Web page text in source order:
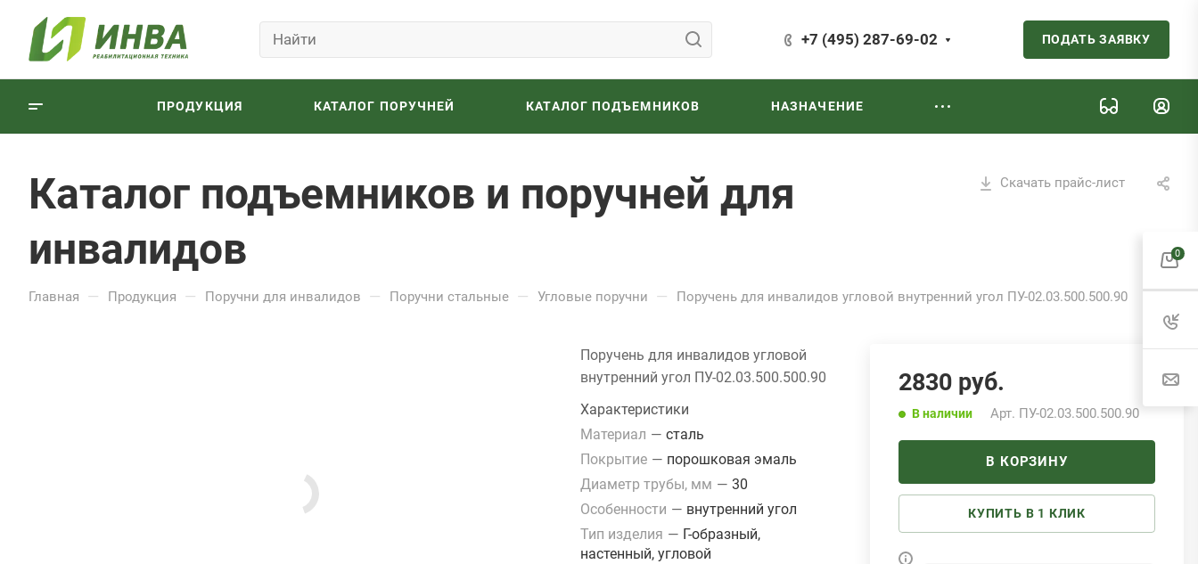
+7 (495) 287-69-02 ПОДАТЬ ЗАЯВКУ
ПРОДУКЦИЯ КАТАЛОГ ПОРУЧНЕЙ КАТАЛОГ ПОДЪЕМНИКОВ НАЗНАЧЕНИЕ
Скачать прайс-лист
Каталог подъемников и поручней для
инвалидов
Главная — Продукция — Поручни для инвалидов — Поручни стальные — Угловые поручни — Поручень для инвалидов угловой внутренний угол ПУ-02.03.500.500.90
2830 руб.
В наличии Арт. ПУ-02.03.500.500.90
В КОРЗИНУ
КУПИТЬ В 1 КЛИК
Поручень для инвалидов угловой
внутренний угол ПУ-02.03.500.500.90
Характеристики
Материал — сталь
Покрытие — порошковая эмаль
Диаметр трубы, мм — 30
Особенности — внутренний угол
Тип изделия — Г-образный,
настенный, угловой
0